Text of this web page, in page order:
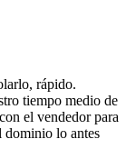
rápido.
tiempo medio de
el vendedor para
dominio lo antes